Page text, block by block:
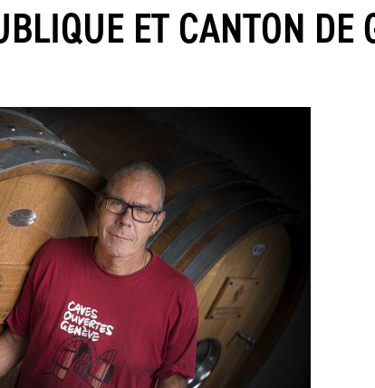
ET CANTON DE